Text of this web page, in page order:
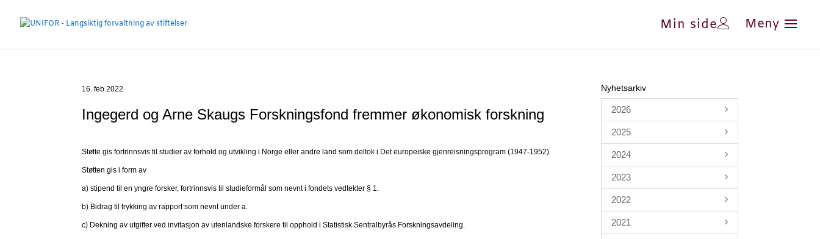
Min side
16. feb 2022
Ingegerd og Arne Skaugs Forskningsfond fremmer økonomisk forskning
Støtte gis fortrinnsvis til studier av forhold og utvikling i Norge eller andre land som deltok i Det europeiske gjenreisningsprogram (1947-1952).
Støtten gis i form av
a) stipend til en yngre forsker, fortrinnsvis til studieformål som nevnt i fondets vedtekter § 1.
b) Bidrag til trykking av rapport som nevnt under a.
c) Dekning av utgifter ved invitasjon av utenlandske forskere til opphold i Statistisk Sentralbyrås Forskningsavdeling.
Nyhetsarkiv
2026
2025
2024
2023
2022
2021